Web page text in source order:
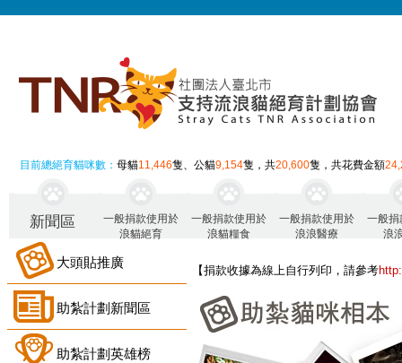
目前總絕育貓咪數：母貓11,446隻、公貓9,154隻，共20,600隻，共花費金額
新聞區
一般捐款使用於
浪貓絕育
一般捐款使用於
浪貓糧食
一般捐款使用於
浪浪醫療
一般捐
浪
大頭貼推廣
助紮計劃新聞區
助紮計劃英雄榜
【捐款收據為線上自行列印，請參考